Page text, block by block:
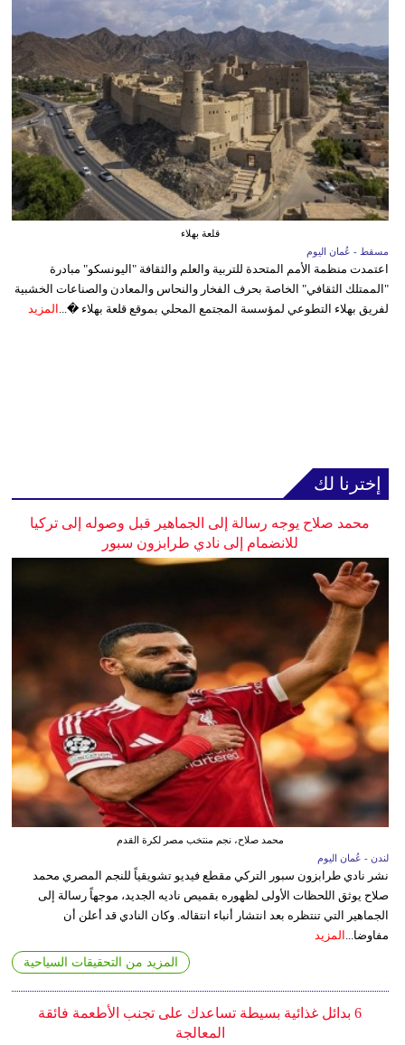
قلعة بهلاء
مسقط - عُمان اليوم
اعتمدت منظمة الأمم المتحدة للتربية والعلم والثقافة "اليونسكو" مبادرة
"الممتلك الثقافي" الخاصة بحرف الفخار والنحاس والمعادن والصناعات الخشبية
لفريق بهلاء التطوعي لمؤسسة المجتمع المحلي بموقع قلعة بهلاء �... المزيد
إخترنا لك
محمد صلاح يوجه رسالة إلى الجماهير قبل وصوله إلى تركيا
للانضمام إلى نادي طرابزون سبور
محمد صلاح، نجم منتخب مصر لكرة القدم
لندن - عُمان اليوم
نشر نادي طرابزون سبور التركي مقطع فيديو تشويقياً للنجم المصري محمد
صلاح يوثق اللحظات الأولى لظهوره بقميص ناديه الجديد، موجهاً رسالة إلى
الجماهير التي تنتظره بعد انتشار أنباء انتقاله. وكان النادي قد أعلن أن
مفاوضا... المزيد
المزيد من التحقيقات السياحية
6 بدائل غذائية بسيطة تساعدك على تجنب الأطعمة فائقة
المعالجة